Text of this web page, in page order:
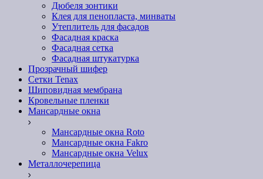
Дюбеля зонтики
Клея для пенопласта, минваты
Утеплитель для фасадов
Фасадная краска
Фасадная сетка
Фасадная штукатурка
Прозрачный шифер
Сетки Tenax
Шиповидная мембрана
Кровельные пленки
Мансардные окна
Мансардные окна Roto
Мансардные окна Fakro
Мансардные окна Velux
Металлочерепица